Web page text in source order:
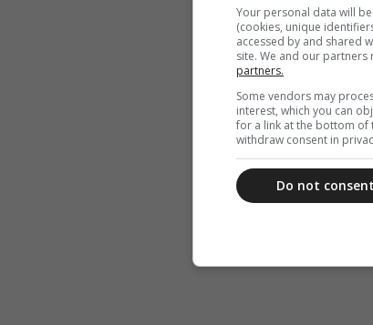
Your personal data will
(cookies, unique
accessed by and shared
site. We and our
partners.
Some vendors may
interest, which you can
for a link at the bottom of
withdraw consent in
Do not consent